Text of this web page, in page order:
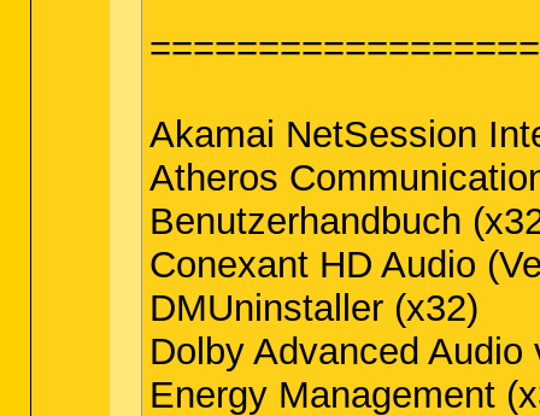
Akamai NetSession
Atheros
Benutzerhandbuch
Conexant HD Audio
DMUninstaller (x32)
Dolby Advanced
Energy Management